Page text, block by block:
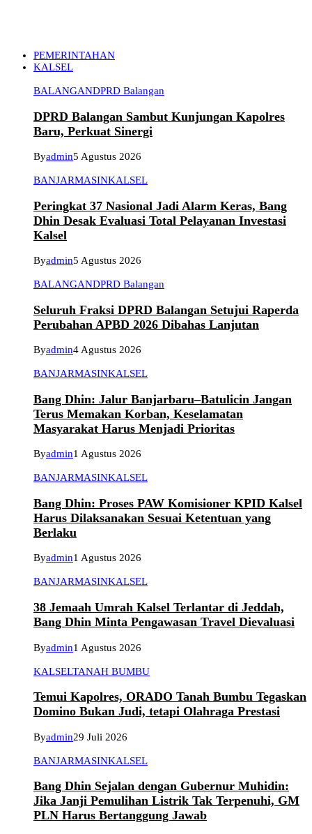
PEMERINTAHAN
KALSEL
BALANGANDPRD Balangan
DPRD Balangan Sambut Kunjungan Kapolres
Baru, Perkuat Sinergi
Byadmin5 Agustus 2026
BANJARMASINKALSEL
Peringkat 37 Nasional Jadi Alarm Keras, Bang
Dhin Desak Evaluasi Total Pelayanan Investasi
Kalsel
Byadmin5 Agustus 2026
BALANGANDPRD Balangan
Seluruh Fraksi DPRD Balangan Setujui Raperda
Perubahan APBD 2026 Dibahas Lanjutan
Byadmin4 Agustus 2026
BANJARMASINKALSEL
Bang Dhin: Jalur Banjarbaru–Batulicin Jangan
Terus Memakan Korban, Keselamatan
Masyarakat Harus Menjadi Prioritas
Byadmin1 Agustus 2026
BANJARMASINKALSEL
Bang Dhin: Proses PAW Komisioner KPID Kalsel
Harus Dilaksanakan Sesuai Ketentuan yang
Berlaku
Byadmin1 Agustus 2026
BANJARMASINKALSEL
38 Jemaah Umrah Kalsel Terlantar di Jeddah,
Bang Dhin Minta Pengawasan Travel Dievaluasi
Byadmin1 Agustus 2026
KALSELTANAH BUMBU
Temui Kapolres, ORADO Tanah Bumbu Tegaskan
Domino Bukan Judi, tetapi Olahraga Prestasi
Byadmin29 Juli 2026
BANJARMASINKALSEL
Bang Dhin Sejalan dengan Gubernur Muhidin:
Jika Janji Pemulihan Listrik Tak Terpenuhi, GM
PLN Harus Bertanggung Jawab